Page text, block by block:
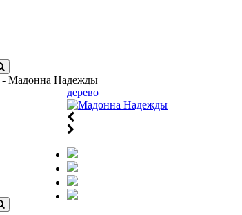
- Мадонна Надежды
дерево